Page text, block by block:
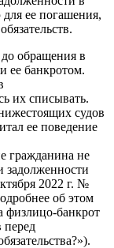
ее погашения,
обращения в
ее банкротом.
их списывать.
судов
ее поведение
гражданина не
задолженности
2022 г. №
об этом
физлицо-банкрот
перед